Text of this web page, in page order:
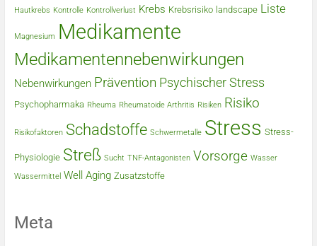
Hautkrebs Kontrolle Kontrollverlust Krebs Krebsrisiko landscape Liste
Magnesium Medikamente
Medikamentennebenwirkungen
Nebenwirkungen Prävention Psychischer Stress
Psychopharmaka Rheuma Rheumatoide Arthritis Risiken Risiko
Risikofaktoren Schadstoffe Schwermetalle Stress Stress-
Physiologie Streß Sucht TNF-Antagonisten Vorsorge Wasser
Wassermittel Well Aging Zusatzstoffe
Meta